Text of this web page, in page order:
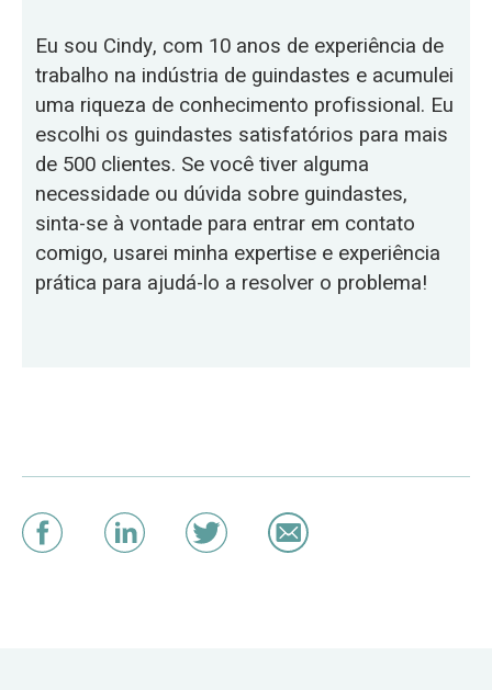
Eu sou Cindy, com 10 anos de experiência de
trabalho na indústria de guindastes e acumulei
uma riqueza de conhecimento profissional. Eu
escolhi os guindastes satisfatórios para mais
de 500 clientes. Se você tiver alguma
necessidade ou dúvida sobre guindastes,
sinta-se à vontade para entrar em contato
comigo, usarei minha expertise e experiência
prática para ajudá-lo a resolver o problema!